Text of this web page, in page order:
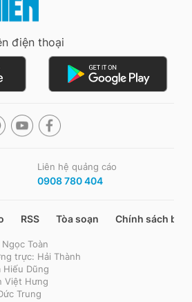
điện thoại
Liên hệ quảng cáo
0908 780 404
RSS Tòa soạn Chính sách bảo
Toàn
trực: Hải Thành
Hiếu Dũng
Việt Hưng
Trung